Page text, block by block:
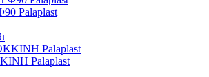
Palaplast
Palaplast